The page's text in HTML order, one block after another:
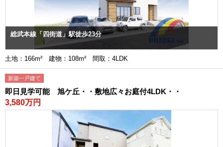
総武本線「四街道」駅徒歩23分
土地：166m² 建物：108m² 間取：4LDK
新築一戸建て
即日見学可能 旭ケ丘・・敷地広々お庭付4LDK・・
3,580万円